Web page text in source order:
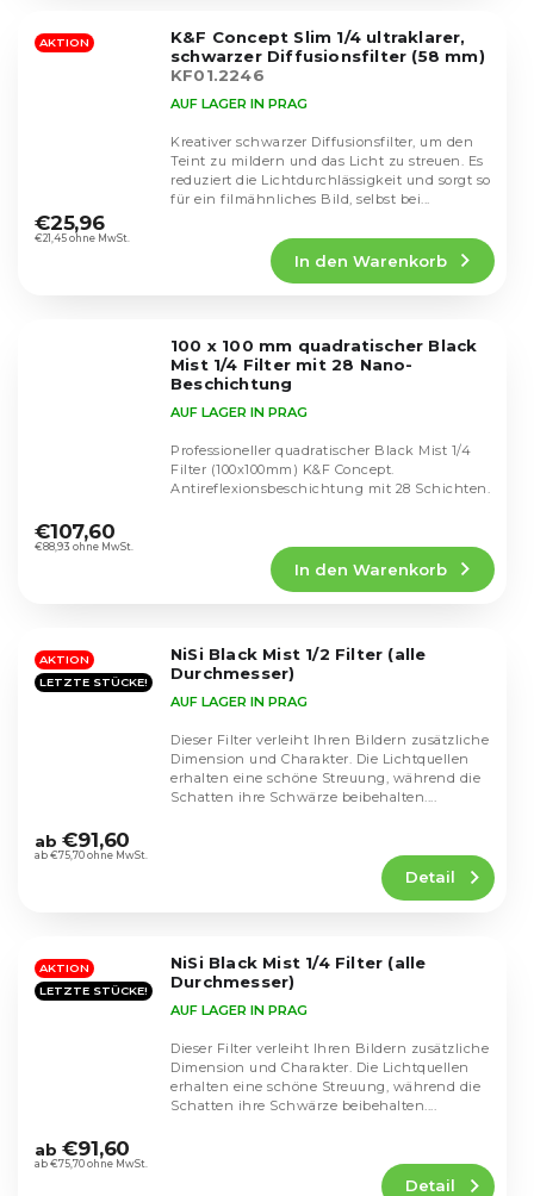
Sternen.
AKTION
K&F Concept Slim 1/4 ultraklarer,
schwarzer Diffusionsfilter (58 mm)
KF01.2246
durchschnittliche
Produktbewertung
AUF LAGER IN PRAG
€21,45 ohne MwSt.
€25,96
In den Warenkorb
Kreativer schwarzer Diffusionsfilter, um den
Teint zu mildern und das Licht zu streuen. Es
reduziert die Lichtdurchlässigkeit und sorgt so
für ein filmähnliches Bild, selbst bei...
100 x 100 mm quadratischer Black
Mist 1/4 Filter mit 28 Nano-
Beschichtung
durchschnittliche
Produktbewertung
Sternen.
AUF LAGER IN PRAG
€88,93 ohne MwSt.
€107,60
In den Warenkorb
Professioneller quadratischer Black Mist 1/4
Filter (100x100mm) K&F Concept.
Antireflexionsbeschichtung mit 28 Schichten.
AKTION
LETZTE STÜCKE!
NiSi Black Mist 1/2 Filter (alle
Durchmesser)
durchschnittliche
Produktbewertung
Sternen.
AUF LAGER IN PRAG
ab €75,70 ohne MwSt.
ab €91,60
Detail
Dieser Filter verleiht Ihren Bildern zusätzliche
Dimension und Charakter. Die Lichtquellen
erhalten eine schöne Streuung, während die
Schatten ihre Schwärze beibehalten....
AKTION
LETZTE STÜCKE!
NiSi Black Mist 1/4 Filter (alle
Durchmesser)
durchschnittliche
Produktbewertung
AUF LAGER IN PRAG
ab €75,70 ohne MwSt.
ab €91,60
Detail
Dieser Filter verleiht Ihren Bildern zusätzliche
Dimension und Charakter. Die Lichtquellen
erhalten eine schöne Streuung, während die
Schatten ihre Schwärze beibehalten....